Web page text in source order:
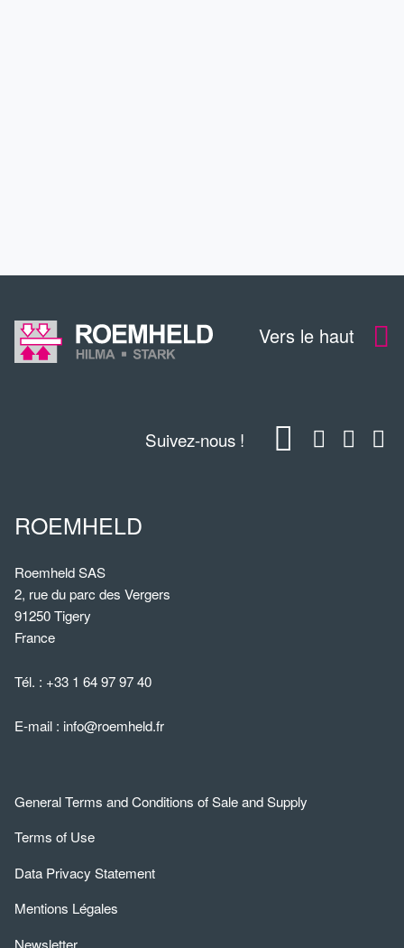
Vers le haut
Suivez-nous !
ROEMHELD
Roemheld SAS
2, rue du parc des Vergers
91250 Tigery
France
Tél. : +33 1 64 97 97 40
E-mail : info@roemheld.fr
General Terms and Conditions of Sale and Supply
Terms of Use
Data Privacy Statement
Mentions Légales
Newsletter